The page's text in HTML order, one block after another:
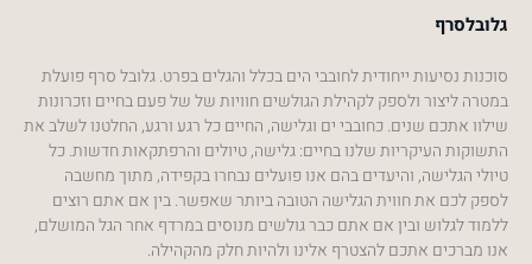
גלובלסרף
סוכנות נסיעות ייחודית לחובבי הים בכלל והגלים בפרט. גלובל סרף פועלת
במטרה ליצור ולספק לקהילת הגולשים חוויות של של פעם בחיים וזכרונות
שילוו אתכם שנים. כחובבי ים וגלישה, החיים כל רגע ורגע, החלטנו לשלב את
התשוקות העיקריות שלנו בחיים: גלישה, טיולים והרפתקאות חדשות. כל
טיולי הגלישה, והיעדים בהם אנו פועלים נבחרו בקפידה, מתוך מחשבה
לספק לכם את חווית הגלישה הטובה ביותר שאפשר. בין אם אתם רוצים
ללמוד לגלוש ובין אם אתם כבר גולשים מנוסים במרדף אחר הגל המושלם,
אנו מברכים אתכם להצטרף אלינו ולהיות חלק מהקהילה.